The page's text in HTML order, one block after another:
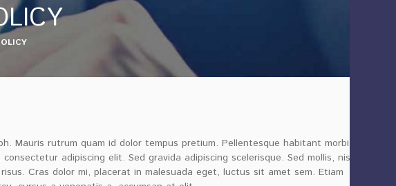
Mauris rutrum quam id dolor tempus pretium. Pellentesque habitant morbi
adipiscing elit. Sed gravida adipiscing scelerisque. Sed mollis, nisl
Cras dolor mi, placerat in malesuada eget, luctus sit amet sem. Etiam